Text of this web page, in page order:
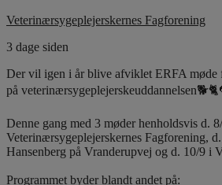
Veterinærsygeplejerskernes Fagforening
3 dage siden
Der vil igen i år blive afviklet ERFA møde
på
Denne gang med 3 møder henholdsvis d.
Veterinærsygeplejerskernes Fagforening,
Hansenberg på Vranderupvej og d. 10/9 i
Programmet byder blandt andet på: